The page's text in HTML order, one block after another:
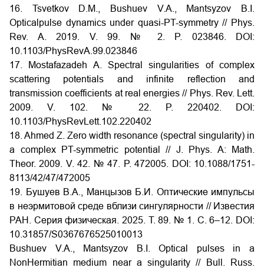
16. Tsvetkov D.M., Bushuev V.A., Mantsyzov B.I.
Opticalpulse dynamics under quasi-PT-symmetry // Phys.
Rev. A. 2019. V. 99. № 2. P. 023846. DOI:
10.1103/PhysRevA.99.023846
17. Mostafazadeh A. Spectral singularities of complex
scattering potentials and infinite reflection and
transmission coefficients at real energies // Phys. Rev. Lett.
2009. V. 102. № 22. P. 220402. DOI:
10.1103/PhysRevLett.102.220402
18. Ahmed Z. Zero width resonance (spectral singularity) in
a complex PT-symmetric potential // J. Phys. A: Math.
Theor. 2009. V. 42. № 47. P. 472005. DOI: 10.1088/1751-
8113/42/47/472005
19. Бушуев В.А., Манцызов Б.И. Оптические импульсы
в неэрмитовой среде вблизи сингулярности // Известия
РАН. Серия физическая. 2025. Т. 89. № 1. С. 6–12. DOI:
10.31857/S0367676525010013
Bushuev V.A., Mantsyzov B.I. Optical pulses in a
NonHermitian medium near a singularity // Bull. Russ.